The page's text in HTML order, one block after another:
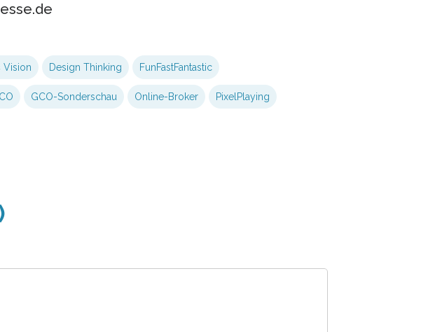
Vision Design Thinking FunFastFantastic
GCO-Sonderschau Online-Broker PixelPlaying